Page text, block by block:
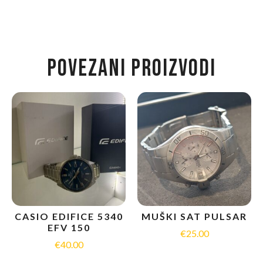
POVEZANI PROIZVODI
CASIO EDIFICE 5340
EFV 150
€40.00
MUŠKI SAT PULSAR
€25.00